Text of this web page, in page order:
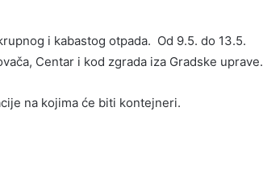
i kabastog otpada. Od 9.5. do 13.5.
Centar i kod zgrada iza Gradske uprave.
na kojima će biti kontejneri.